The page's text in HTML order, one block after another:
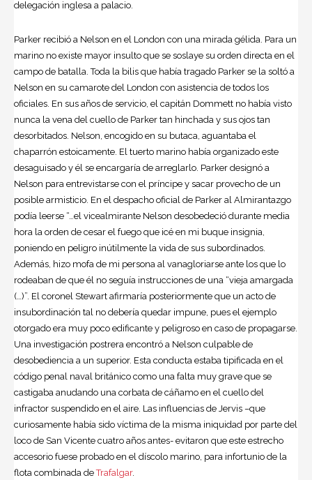
delegación inglesa a palacio.
Parker recibió a Nelson en el London con una mirada gélida. Para un
marino no existe mayor insulto que se soslaye su orden directa en el
campo de batalla. Toda la bilis que había tragado Parker se la soltó a
Nelson en su camarote del London con asistencia de todos los
oficiales. En sus años de servicio, el capitán Dommett no había visto
nunca la vena del cuello de Parker tan hinchada y sus ojos tan
desorbitados. Nelson, encogido en su butaca, aguantaba el
chaparrón estoicamente. El tuerto marino había organizado este
desaguisado y él se encargaría de arreglarlo. Parker designó a
Nelson para entrevistarse con el príncipe y sacar provecho de un
posible armisticio. En el despacho oficial de Parker al Almirantazgo
podía leerse “…el vicealmirante Nelson desobedeció durante media
hora la orden de cesar el fuego que icé en mi buque insignia,
poniendo en peligro inútilmente la vida de sus subordinados.
Además, hizo mofa de mi persona al vanagloriarse ante los que lo
rodeaban de que él no seguía instrucciones de una “vieja amargada
(…)”. El coronel Stewart afirmaría posteriormente que un acto de
insubordinación tal no debería quedar impune, pues el ejemplo
otorgado era muy poco edificante y peligroso en caso de propagarse.
Una investigación postrera encontró a Nelson culpable de
desobediencia a un superior. Esta conducta estaba tipificada en el
código penal naval británico como una falta muy grave que se
castigaba anudando una corbata de cáñamo en el cuello del
infractor suspendido en el aire. Las influencias de Jervis –que
curiosamente había sido víctima de la misma iniquidad por parte del
loco de San Vicente cuatro años antes- evitaron que este estrecho
accesorio fuese probado en el díscolo marino, para infortunio de la
flota combinada deTrafalgar.